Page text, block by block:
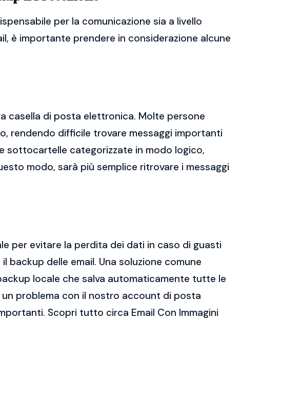
per la comunicazione sia a livello
è importante prendere in considerazione alcune
casella di posta elettronica. Molte persone
rendendo difficile trovare messaggi importanti
sottocartelle categorizzate in modo logico,
modo, sarà più semplice ritrovare i messaggi
per evitare la perdita dei dati in caso di guasti
backup delle email. Una soluzione comune
locale che salva automaticamente tutte le
problema con il nostro account di posta
Scopri tutto circa Email Con Immagini